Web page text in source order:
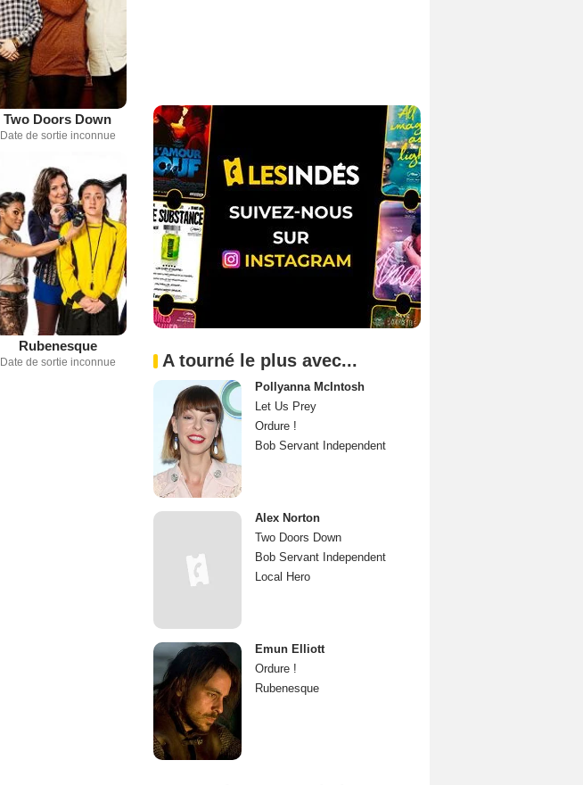
Two Doors Down
Date de sortie inconnue
Rubenesque
Date de sortie inconnue A tourné le plus avec...
Pollyanna McIntosh
Let Us Prey
Ordure !
Bob Servant Independent
Alex Norton
Two Doors Down
Bob Servant Independent
Local Hero
Emun Elliott
Ordure !
Rubenesque